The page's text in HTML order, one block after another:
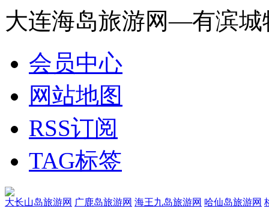
大连海岛旅游网—有滨城
会员中心
网站地图
RSS订阅
TAG标签
大长山岛旅游网 广鹿岛旅游网 海王九岛旅游网 哈仙岛旅游网